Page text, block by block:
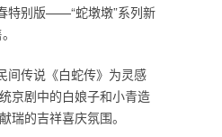
特别版——“蛇墩墩”系列新
间传说《白蛇传》为灵感
京剧中的白娘子和小青造
瑞的吉祥喜庆氛围。